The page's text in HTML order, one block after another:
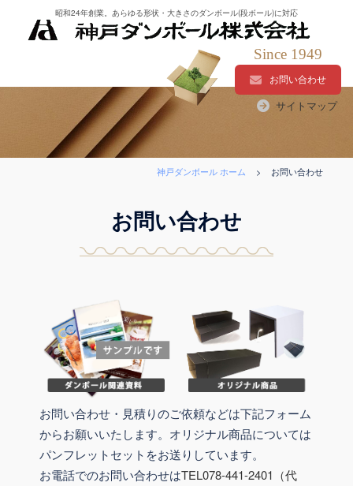
ツ
昭和24年創業。あらゆる形状・大きさのダンボール(段ボール)に対応
Since 1949
お問い合わせ
サイトマップ
神戸ダンボール ホーム > お問い合わせ
お問い合わせ
お問い合わせ・見積りのご依頼などは下記フォーム
からお願いいたします。オリジナル商品については
パンフレットセットをお送りしています。
お電話でのお問い合わせはTEL078-441-2401（代